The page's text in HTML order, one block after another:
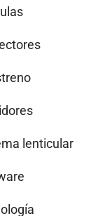
lenticular